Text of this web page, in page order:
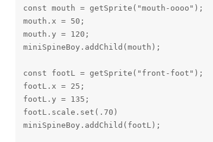
const mouth = getSprite("mouth-oooo");
mouth.x = 50;
mouth.y = 120;
miniSpineBoy.addChild(mouth);
const footL = getSprite("front-foot");
footL.x = 25;
footL.y = 135;
footL.scale.set(.70)
miniSpineBoy.addChild(footL);